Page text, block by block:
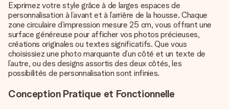
Exprimez votre style grâce à de larges espaces de
personnalisation à l’avant et à l’arrière de la housse. Chaque
zone circulaire d’impression mesure 25 cm, vous offrant une
surface généreuse pour afficher vos photos précieuses,
créations originales ou textes significatifs. Que vous
choisissiez une photo marquante d’un côté et un texte de
l’autre, ou des designs assortis des deux côtés, les
possibilités de personnalisation sont infinies.
Conception Pratique et Fonctionnelle